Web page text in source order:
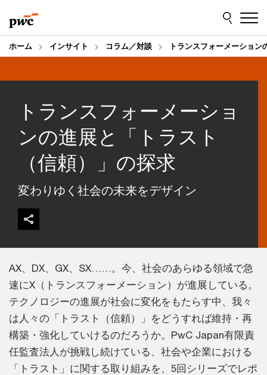
to
content
to
footer
ホーム インサイト コラム／対談 トランスフォーメーショ
トランスフォーメーショ
ンの進展と「トラスト
（信頼）」の探求
変わりゆく社会の未来をデザイン
AX、DX、GX、SX……。今、社会のあらゆる領域で急
速にX（トランスフォーメーション）が進展している。
テクノロジーの進展が社会に変化をもたらす中、我々
は人々の「トラスト（信頼）」をどうすれば維持・再
構築・強化していけるのだろうか。PwC Japan有限責
任監査法人が挑戦し続けている、社会や企業における
「トラスト」に関する取り組みを、5回シリーズでレポ